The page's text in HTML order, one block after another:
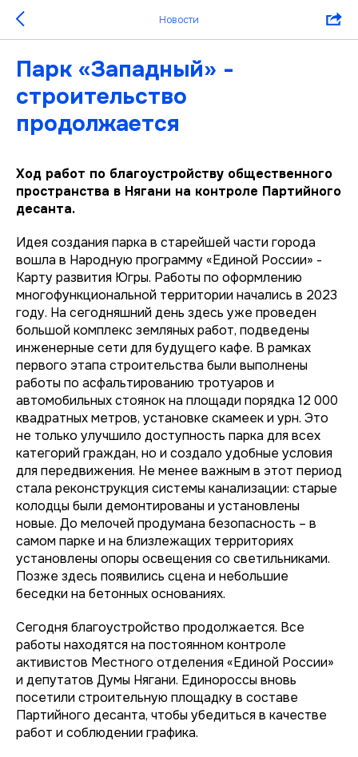
Новости
Парк «Западный» -
строительство
продолжается
Ход работ по благоустройству общественного
пространства в Нягани на контроле Партийного
десанта.
Идея создания парка в старейшей части города
вошла в Народную программу «Единой России» -
Карту развития Югры. Работы по оформлению
многофункциональной территории начались в 2023
году. На сегодняшний день здесь уже проведен
большой комплекс земляных работ, подведены
инженерные сети для будущего кафе. В рамках
первого этапа строительства были выполнены
работы по асфальтированию тротуаров и
автомобильных стоянок на площади порядка 12 000
квадратных метров, установке скамеек и урн. Это
не только улучшило доступность парка для всех
категорий граждан, но и создало удобные условия
для передвижения. Не менее важным в этот период
стала реконструкция системы канализации: старые
колодцы были демонтированы и установлены
новые. До мелочей продумана безопасность – в
самом парке и на близлежащих территориях
установлены опоры освещения со светильниками.
Позже здесь появились сцена и небольшие
беседки на бетонных основаниях.
Сегодня благоустройство продолжается. Все
работы находятся на постоянном контроле
активистов Местного отделения «Единой России»
и депутатов Думы Нягани. Единороссы вновь
посетили строительную площадку в составе
Партийного десанта, чтобы убедиться в качестве
работ и соблюдении графика.